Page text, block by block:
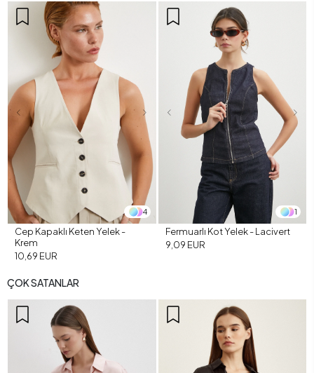
4
Cep Kapaklı Keten Yelek -
Krem
10,69 EUR
1
Fermuarlı Kot Yelek - Lacivert
9,09 EUR
ÇOK SATANLAR